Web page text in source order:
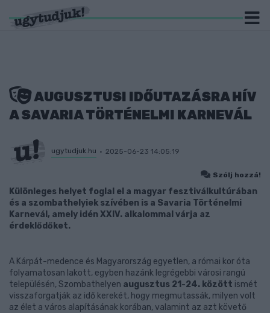
AUGUSZTUSI IDŐUTAZÁSRA HÍV
A SAVARIA TÖRTÉNELMI KARNEVÁL
ugytudjuk.hu 2025-06-23 14:05:19
Szólj hozzá!
Különleges helyet foglal el a magyar fesztiválkultúrában
és a szombathelyiek szívében is a Savaria Történelmi
Karnevál, amely idén XXIV. alkalommal várja az
érdeklődőket.
A Kárpát-medence és Magyarország egyetlen, a római kor óta
folyamatosan lakott, egyben hazánk legrégebbi városi rangú
településén, Szombathelyen augusztus 21-24. között ismét
visszaforgatják az idő kerekét, hogy megmutassák, milyen volt
az élet a város alapításának korában, valamint az azt követő